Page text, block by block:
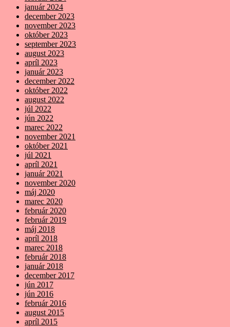
január 2024
december 2023
november 2023
október 2023
september 2023
august 2023
apríl 2023
január 2023
december 2022
október 2022
august 2022
júl 2022
jún 2022
marec 2022
november 2021
október 2021
júl 2021
apríl 2021
január 2021
november 2020
máj 2020
marec 2020
február 2020
február 2019
máj 2018
apríl 2018
marec 2018
február 2018
január 2018
december 2017
jún 2017
jún 2016
február 2016
august 2015
apríl 2015